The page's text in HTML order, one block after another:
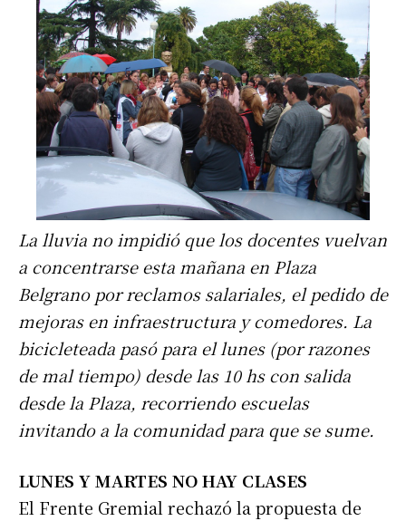
La lluvia no impidió que los docentes vuelvan
a concentrarse esta mañana en Plaza
Belgrano por reclamos salariales, el pedido de
mejoras en infraestructura y comedores. La
bicicleteada pasó para el lunes (por razones
de mal tiempo) desde las 10 hs con salida
desde la Plaza, recorriendo escuelas
invitando a la comunidad para que se sume.
LUNES Y MARTES NO HAY CLASES
El Frente Gremial rechazó la propuesta de